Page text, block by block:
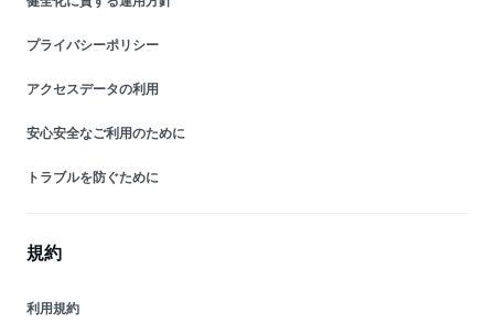
プライバシーポリシー
アクセスデータの利用
安心安全なご利用のために
トラブルを防ぐために
規約
利用規約